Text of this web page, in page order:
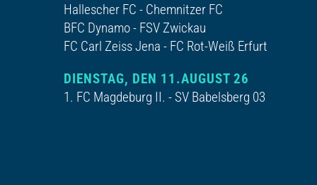
Hallescher FC - Chemnitzer FC
BFC Dynamo - FSV Zwickau
FC Carl Zeiss Jena - FC Rot-Weiß Erfurt
DIENSTAG, DEN 11.AUGUST 26
1. FC Magdeburg II. - SV Babelsberg 03